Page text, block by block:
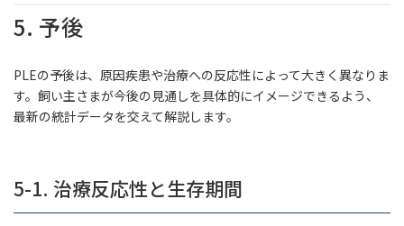
5. 予後
PLEの予後は、原因疾患や治療への反応性によって大きく異なりま
す。飼い主さまが今後の見通しを具体的にイメージできるよう、
最新の統計データを交えて解説します。
5-1. 治療反応性と生存期間